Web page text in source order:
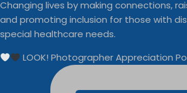
Changing lives by making connections,
and promoting inclusion for those with
special healthcare needs.
LOOK! Photographer Appreciation